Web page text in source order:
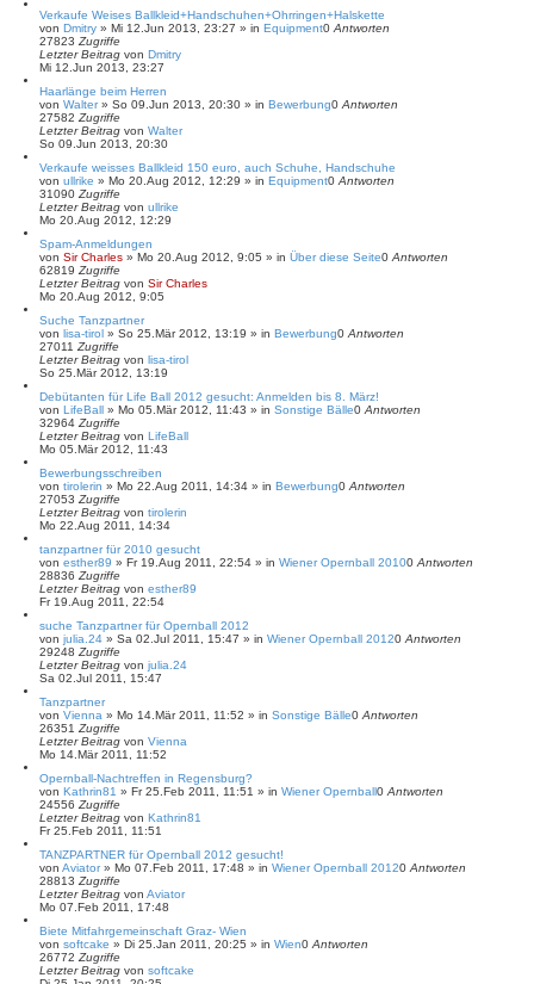
Verkaufe Weises Ballkleid+Handschuhen+Ohrringen+Halskette
von Dmitry » Mi 12.Jun 2013, 23:27 » in Equipment0 Antworten
27823 Zugriffe
Letzter Beitrag von Dmitry
Mi 12.Jun 2013, 23:27
Haarlänge beim Herren
von Walter» So 09.Jun 2013, 20:30 » in Bewerbung0 Antworten
27582 Zugriffe
Letzter Beitrag von Walter
So 09.Jun 2013, 20:30
Verkaufe weisses Ballkleid 150 euro, auch Schuhe, Handschuhe
von ullrike » Mo 20.Aug 2012, 12:29 » in Equipment0 Antworten
31090 Zugriffe
Letzter Beitrag von ullrike
Mo 20.Aug 2012, 12:29
Spam-Anmeldungen
von Sir Charles » Mo 20.Aug 2012, 9:05 » in Über diese Seite0 Antworten
62819 Zugriffe
Letzter Beitrag von Sir Charles
Mo 20.Aug 2012, 9:05
Suche Tanzpartner
von lisa-tirol » So 25.Mär 2012, 13:19 » in Bewerbung0 Antworten
27011 Zugriffe
Letzter Beitrag von lisa-tirol
So 25.Mär 2012, 13:19
Debütanten für Life Ball 2012 gesucht: Anmelden bis 8. März!
von LifeBall » Mo 05.Mär 2012, 11:43 » in Sonstige Bälle0 Antworten
32964 Zugriffe
Letzter Beitrag von LifeBall
Mo 05.Mär 2012, 11:43
Bewerbungsschreiben
von tirolerin » Mo 22.Aug 2011, 14:34 » in Bewerbung0 Antworten
27053 Zugriffe
Letzter Beitrag von tirolerin
Mo 22.Aug 2011, 14:34
tanzpartner für 2010 gesucht
von esther89 » Fr 19.Aug 2011, 22:54 » in Wiener Opernball 20100 Antworten
28836 Zugriffe
Letzter Beitrag von esther89
Fr 19.Aug 2011, 22:54
suche Tanzpartner für Opernball 2012
von julia.24 » Sa 02.Jul 2011, 15:47 » in Wiener Opernball 20120 Antworten
29248 Zugriffe
Letzter Beitrag von julia.24
Sa 02.Jul 2011, 15:47
Tanzpartner
von Vienna » Mo 14.Mär 2011, 11:52 » in Sonstige Bälle0 Antworten
26351 Zugriffe
Letzter Beitrag von Vienna
Mo 14.Mär 2011, 11:52
Opernball-Nachtreffen in Regensburg?
von Kathrin81 » Fr 25.Feb 2011, 11:51 » in Wiener Opernball0 Antworten
24556 Zugriffe
Letzter Beitrag von Kathrin81
Fr 25.Feb 2011, 11:51
TANZPARTNER für Opernball 2012 gesucht!
von Aviator» Mo 07.Feb 2011, 17:48 » in Wiener Opernball 20120 Antworten
28813 Zugriffe
Letzter Beitrag von Aviator
Mo 07.Feb 2011, 17:48
Biete Mitfahrgemeinschaft Graz- Wien
von softcake » Di 25.Jan 2011, 20:25 » in Wien0 Antworten
26772 Zugriffe
Letzter Beitrag von softcake